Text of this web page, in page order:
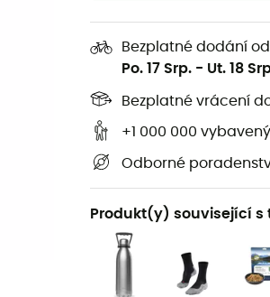
Bezplatné dodání
Po. 17 Srp. - Ut. 18
Bezplatné vrácení
+1 000 000
Odborné
Produkt(y) související s